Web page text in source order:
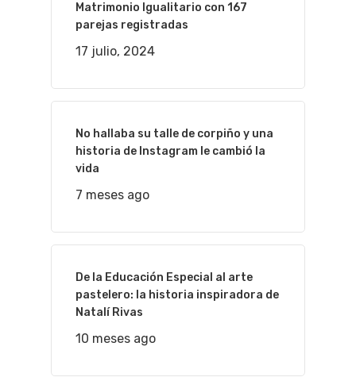
Matrimonio Igualitario con 167
parejas registradas
17 julio, 2024
No hallaba su talle de corpiño y una
historia de Instagram le cambió la
vida
7 meses ago
De la Educación Especial al arte
pastelero: la historia inspiradora de
Natalí Rivas
10 meses ago